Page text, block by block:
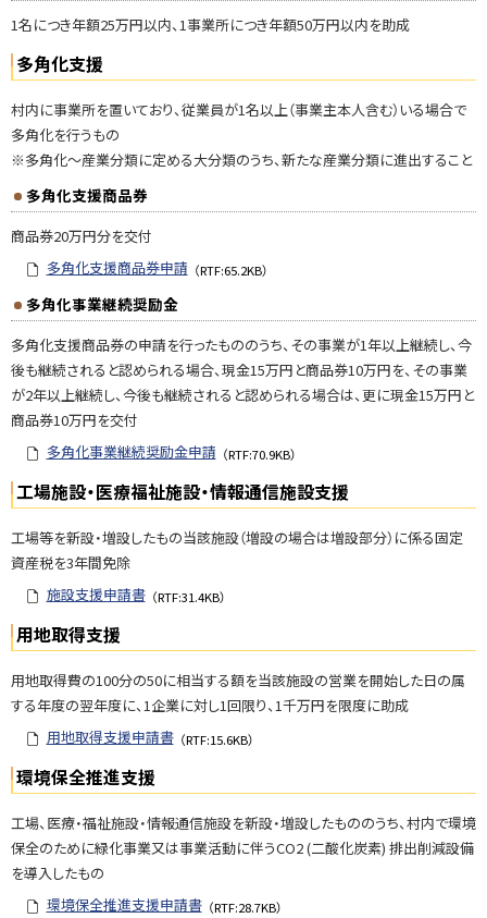
1名につき年額25万円以内、1事業所につき年額50万円以内を助成
多角化支援
村内に事業所を置いており、従業員が1名以上（事業主本人含む）いる場合で
多角化を行うもの
※多角化～産業分類に定める大分類のうち、新たな産業分類に進出すること
多角化支援商品券
商品券20万円分を交付
多角化支援商品券申請 （RTF:65.2KB）
多角化事業継続奨励金
多角化支援商品券の申請を行ったもののうち、その事業が1年以上継続し、今
後も継続されると認められる場合、現金15万円と商品券10万円を、その事業
が2年以上継続し、今後も継続されると認められる場合は、更に現金15万円と
商品券10万円を交付
多角化事業継続奨励金申請 （RTF:70.9KB）
工場施設・医療福祉施設・情報通信施設支援
工場等を新設・増設したもの当該施設（増設の場合は増設部分）に係る固定
資産税を3年間免除
施設支援申請書 （RTF:31.4KB）
用地取得支援
用地取得費の100分の50に相当する額を当該施設の営業を開始した日の属
する年度の翌年度に、1企業に対し1回限り、1千万円を限度に助成
用地取得支援申請書 （RTF:15.6KB）
環境保全推進支援
工場、医療・福祉施設・情報通信施設を新設・増設したもののうち、村内で環境
保全のために緑化事業又は事業活動に伴うCO2 (二酸化炭素) 排出削減設備
を導入したもの
環境保全推進支援申請書 （RTF:28.7KB）